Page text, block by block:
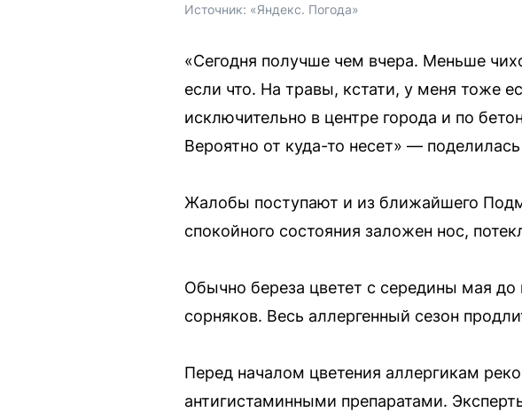
Источник: «Яндекс. Погода»
«Сегодня получше чем вчера. Меньше
если что. На травы, кстати, у меня тоже
исключительно в центре города и по
Вероятно от куда-то несет» —
Жалобы поступают и из ближайшего
спокойного состояния заложен нос,
Обычно береза цветет с середины мая
сорняков. Весь аллергенный сезон
Перед началом цветения аллергикам
антигистаминными препаратами.